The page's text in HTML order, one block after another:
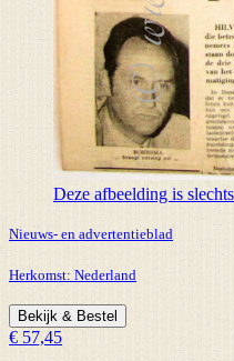
Deze afbeelding is
Nieuws- en advertentieblad
Herkomst: Nederland
Bekijk & Bestel
€ 57,45